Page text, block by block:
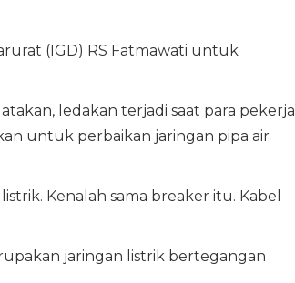
(IGD) RS Fatmawati untuk
ledakan terjadi saat para pekerja
untuk perbaikan jaringan pipa air
Kenalah sama breaker itu. Kabel
jaringan listrik bertegangan